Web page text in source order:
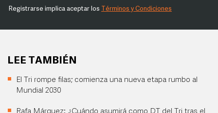
Registrarse implica aceptar los Términos y Condiciones
LEE TAMBIÉN
El Tri rompe filas; comienza una nueva etapa rumbo al
Mundial 2030